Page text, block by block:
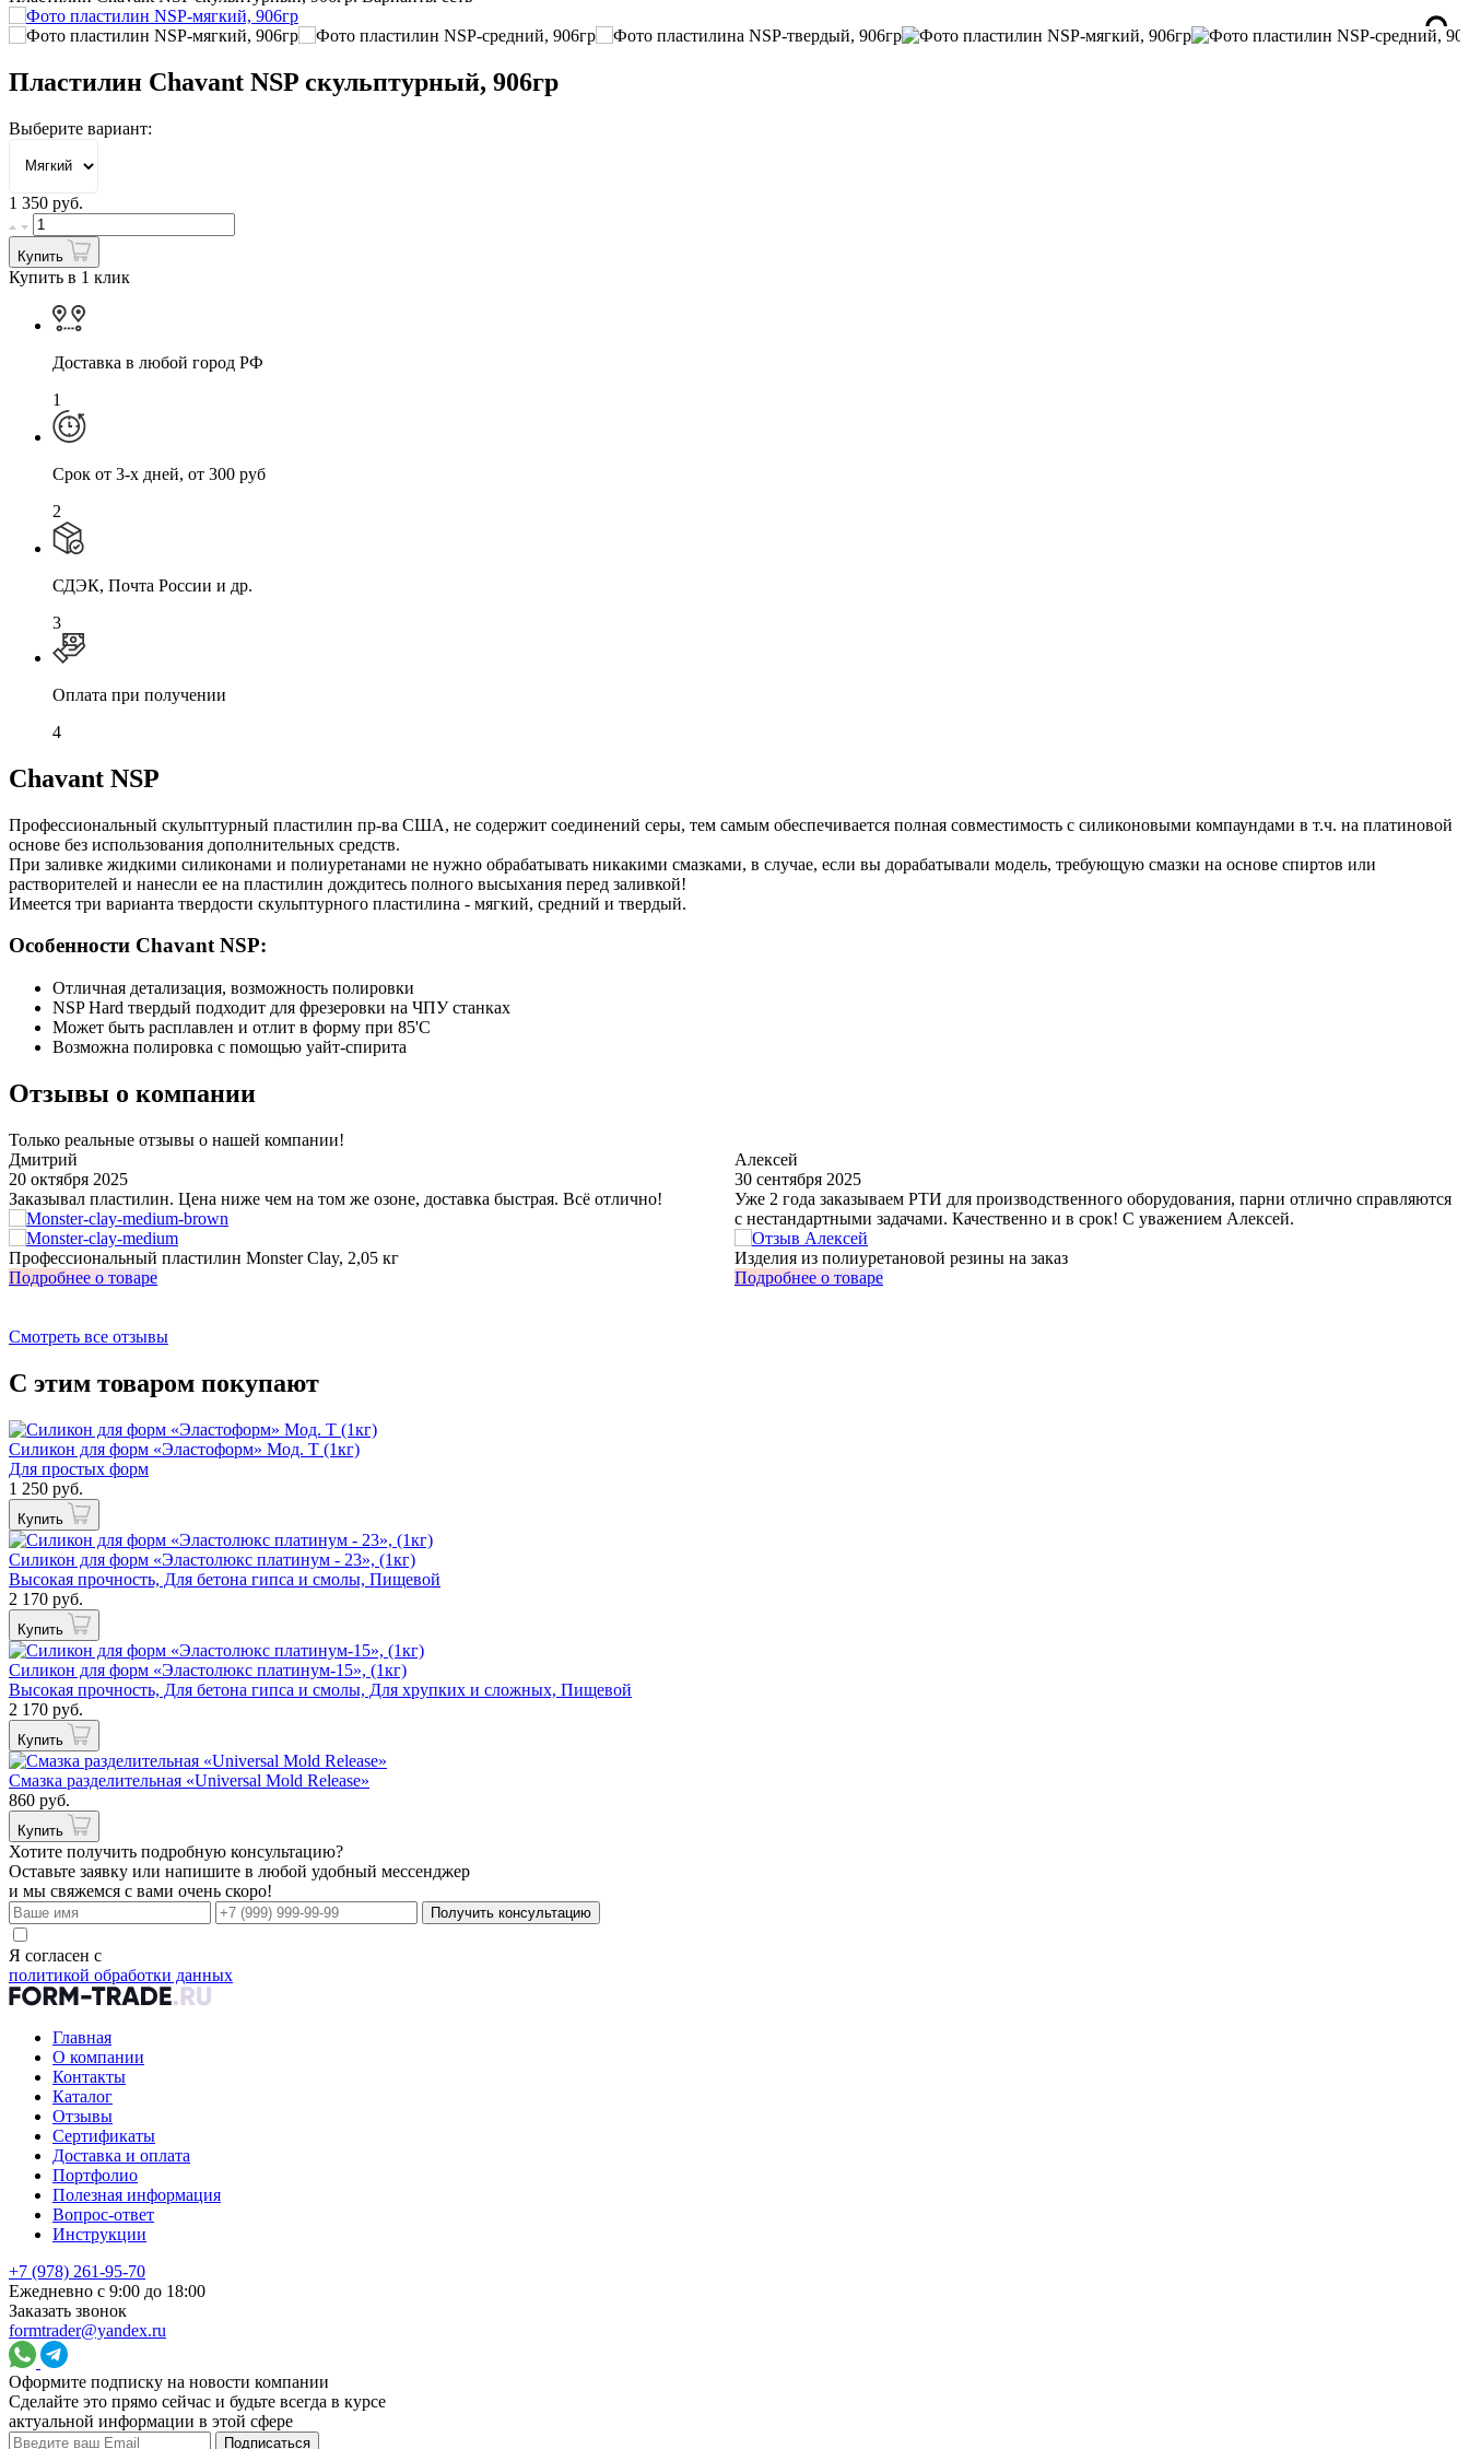
Пластилин Chavant NSP скульптурный, 906гр
Выберите вариант:
1 350 руб.
Купить
Купить в 1 клик
Доставка в любой город РФ
1
Cрок от 3-х дней, от 300 руб
2
СДЭК, Почта России и др.
3
Оплата при получении
4
Chavant NSP
Профессиональный скульптурный пластилин пр-ва США, не содержит соединений серы, тем самым обеспечивается полная совместимость с силиконовыми компаундами в т.ч. на платиновой
основе без использования дополнительных средств.
При заливке жидкими силиконами и полиуретанами не нужно обрабатывать никакими смазками, в случае, если вы дорабатывали модель, требующую смазки на основе спиртов или
растворителей и нанесли ее на пластилин дождитесь полного высыхания перед заливкой!
Имеется три варианта твердости скульптурного пластилина - мягкий, средний и твердый.
Особенности Chavant NSP:
Отличная детализация, возможность полировки
NSP Hard твердый подходит для фрезеровки на ЧПУ станках
Может быть расплавлен и отлит в форму при 85'С
Возможна полировка с помощью уайт-спирита
Отзывы о компании
Только реальные отзывы о нашей компании!
Дмитрий
20 октября 2025
Заказывал пластилин. Цена ниже чем на том же озоне, доставка быстрая. Всё отлично!
Профессиональный пластилин Monster Clay, 2,05 кг
Подробнее о товаре
Алексей
30 сентября 2025
Уже 2 года заказываем РТИ для производственного оборудования, парни отлично справляются
с нестандартными задачами. Качественно и в срок! С уважением Алексей.
Изделия из полиуретановой резины на заказ
Подробнее о товаре
Смотреть все отзывы
С этим товаром покупают
Силикон для форм «Эластоформ» Мод. Т (1кг)
Для простых форм
1 250 руб.
Купить
Силикон для форм «Эластолюкс платинум - 23», (1кг)
Высокая прочность, Для бетона гипса и смолы, Пищевой
2 170 руб.
Купить
Силикон для форм «Эластолюкс платинум-15», (1кг)
Высокая прочность, Для бетона гипса и смолы, Для хрупких и сложных, Пищевой
2 170 руб.
Купить
Смазка разделительная «Universal Mold Release»
860 руб.
Купить
Хотите получить подробную консультацию?
Оставьте заявку или напишите в любой удобный мессенджер
и мы свяжемся с вами очень скоро!
Получить консультацию
Я согласен с
политикой обработки данных
Главная
О компании
Контакты
Каталог
Отзывы
Сертификаты
Доставка и оплата
Портфолио
Полезная информация
Вопрос-ответ
Инструкции
+7 (978) 261-95-70
Ежедневно с 9:00 до 18:00
Заказать звонок
formtrader@yandex.ru
Оформите подписку на новости компании
Сделайте это прямо сейчас и будьте всегда в курсе
актуальной информации в этой сфере
Подписаться